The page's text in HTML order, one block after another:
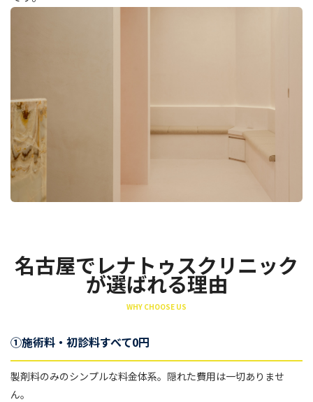
名古屋でレナトゥスクリニック
が選ばれる理由
WHY CHOOSE US
①施術料・初診料すべて0円
製剤料のみのシンプルな料金体系。隠れた費用は一切ありませ
ん。